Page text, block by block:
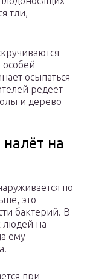
тли,
осыпаться
редеет
и дерево
на
по
это
бактерий. В
людей на
ему
при